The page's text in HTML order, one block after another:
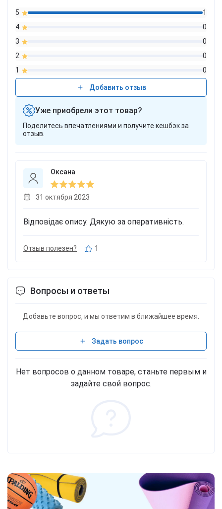
5
1
4
0
3
0
2
0
1
0
Добавить отзыв
Уже приобрели этот товар?
Поделитесь впечатлениями и получите кешбэк за
отзыв.
Оксана
31 октября 2023
Відповідає опису. Дякую за оперативність.
Отзыв полезен? 1
Вопросы и ответы
Добавьте вопрос, и мы ответим в ближайшее время.
Задать вопрос
Нет вопросов о данном товаре, станьте первым и
задайте свой вопрос.